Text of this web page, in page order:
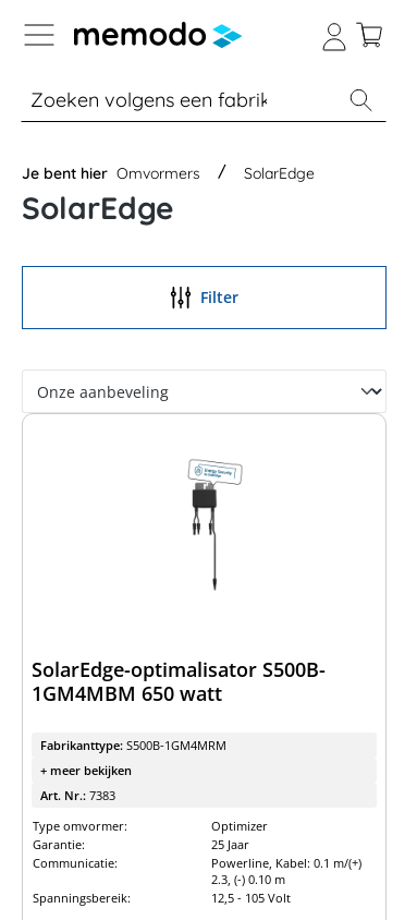
naar navigatie B2B-platform
% Sale Batterijopslag thuis
Je bent hier Omvormers SolarEdge
SolarEdge
Filter
SolarEdge-optimalisator S500B-
1GM4MBM 650 watt
Fabrikanttype: S500B-1GM4MRM
+ meer bekijken
Art. Nr.: 7383
Type omvormer:
Optimizer
Garantie:
25 Jaar
Communicatie:
Powerline, Kabel: 0.1 m/(+)
2.3, (-) 0.10 m
Spanningsbereik:
12,5 - 105 Volt